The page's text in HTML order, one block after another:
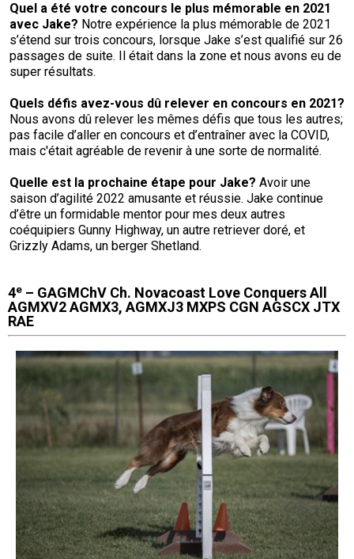
Quel a été votre concours le plus mémorable en 2021
avec Jake? Notre expérience la plus mémorable de 2021
s’étend sur trois concours, lorsque Jake s’est qualifié sur 26
passages de suite. Il était dans la zone et nous avons eu de
super résultats.
Quels défis avez-vous dû relever en concours en 2021?
Nous avons dû relever les mêmes défis que tous les autres;
pas facile d’aller en concours et d’entraîner avec la COVID,
mais c'était agréable de revenir à une sorte de normalité.
Quelle est la prochaine étape pour Jake? Avoir une
saison d’agilité 2022 amusante et réussie. Jake continue
d’être un formidable mentor pour mes deux autres
coéquipiers Gunny Highway, un autre retriever doré, et
Grizzly Adams, un berger Shetland.
4e – GAGMChV Ch. Novacoast Love Conquers All
AGMXV2 AGMX3, AGMXJ3 MXPS CGN AGSCX JTX
RAE